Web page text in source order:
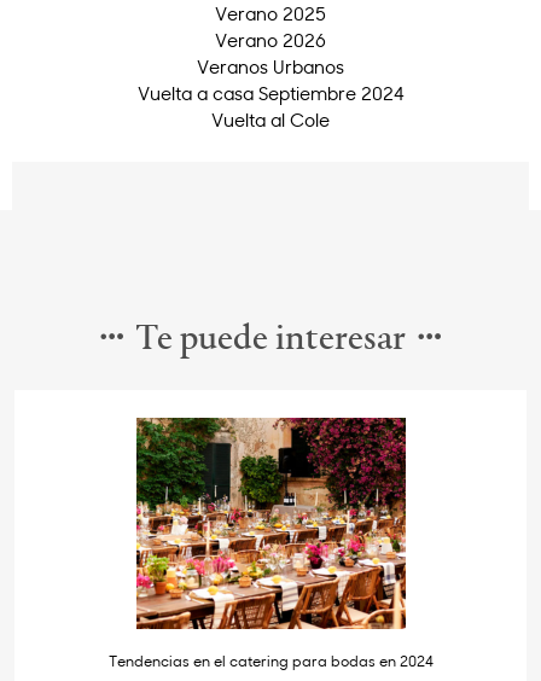
Verano 2025
Verano 2026
Veranos Urbanos
Vuelta a casa Septiembre 2024
Vuelta al Cole
Te puede interesar
Tendencias en el catering para bodas en 2024